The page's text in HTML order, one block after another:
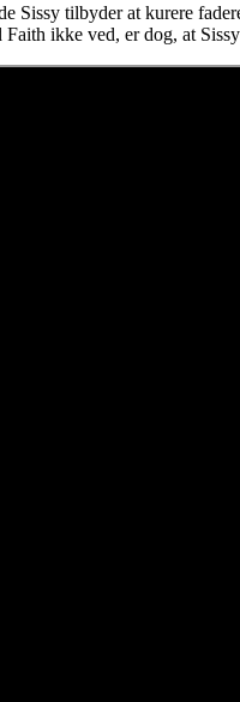
Sissy tilbyder at kurere
ikke ved, er dog, at